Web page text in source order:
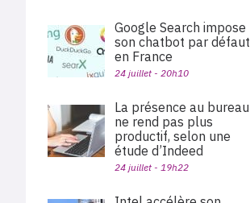
Google Search impose
son chatbot par défaut
en France
24 juillet - 20h10
La présence au bureau
ne rend pas plus
productif, selon une
étude d’Indeed
24 juillet - 19h22